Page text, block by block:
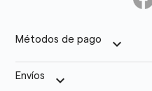
Métodos de pago keyboard_arrow_down
Envíos keyboard_arrow_down